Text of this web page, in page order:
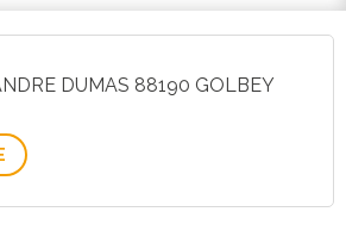
DUMAS 88190 GOLBEY